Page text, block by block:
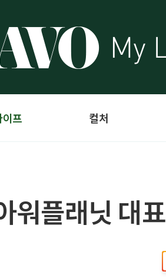
이프 컬처
워플래닛 대표